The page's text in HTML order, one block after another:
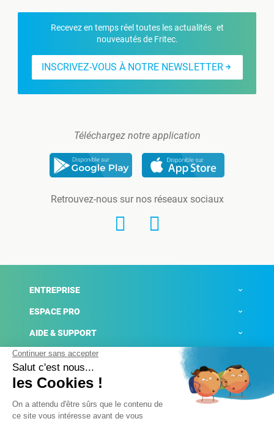
Recevez en temps réel toutes les actualités et
nouveautés de Fritec.
INSCRIVEZ-VOUS À NOTRE NEWSLETTER
Téléchargez notre application
Retrouvez-nous sur nos réseaux sociaux
ENTREPRISE
ESPACE PRO
AIDE & SUPPORT
ACTUALITÉS
Mentions légales